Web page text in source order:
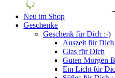
Neu im Shop
Geschenke
Geschenk für Dich :-)
Auszeit für
Glas für Dich
Guten Morgen
Ein Licht für